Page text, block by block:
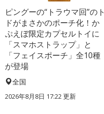
ピングーの“トラウマ回”のト
ドがまさかのポーチ化！か
ぷえぼ限定カプセルトイに
「スマホストラップ」と
「フェイスポーチ」全10種
が登場
全国
2026年8月8日 17:22更新